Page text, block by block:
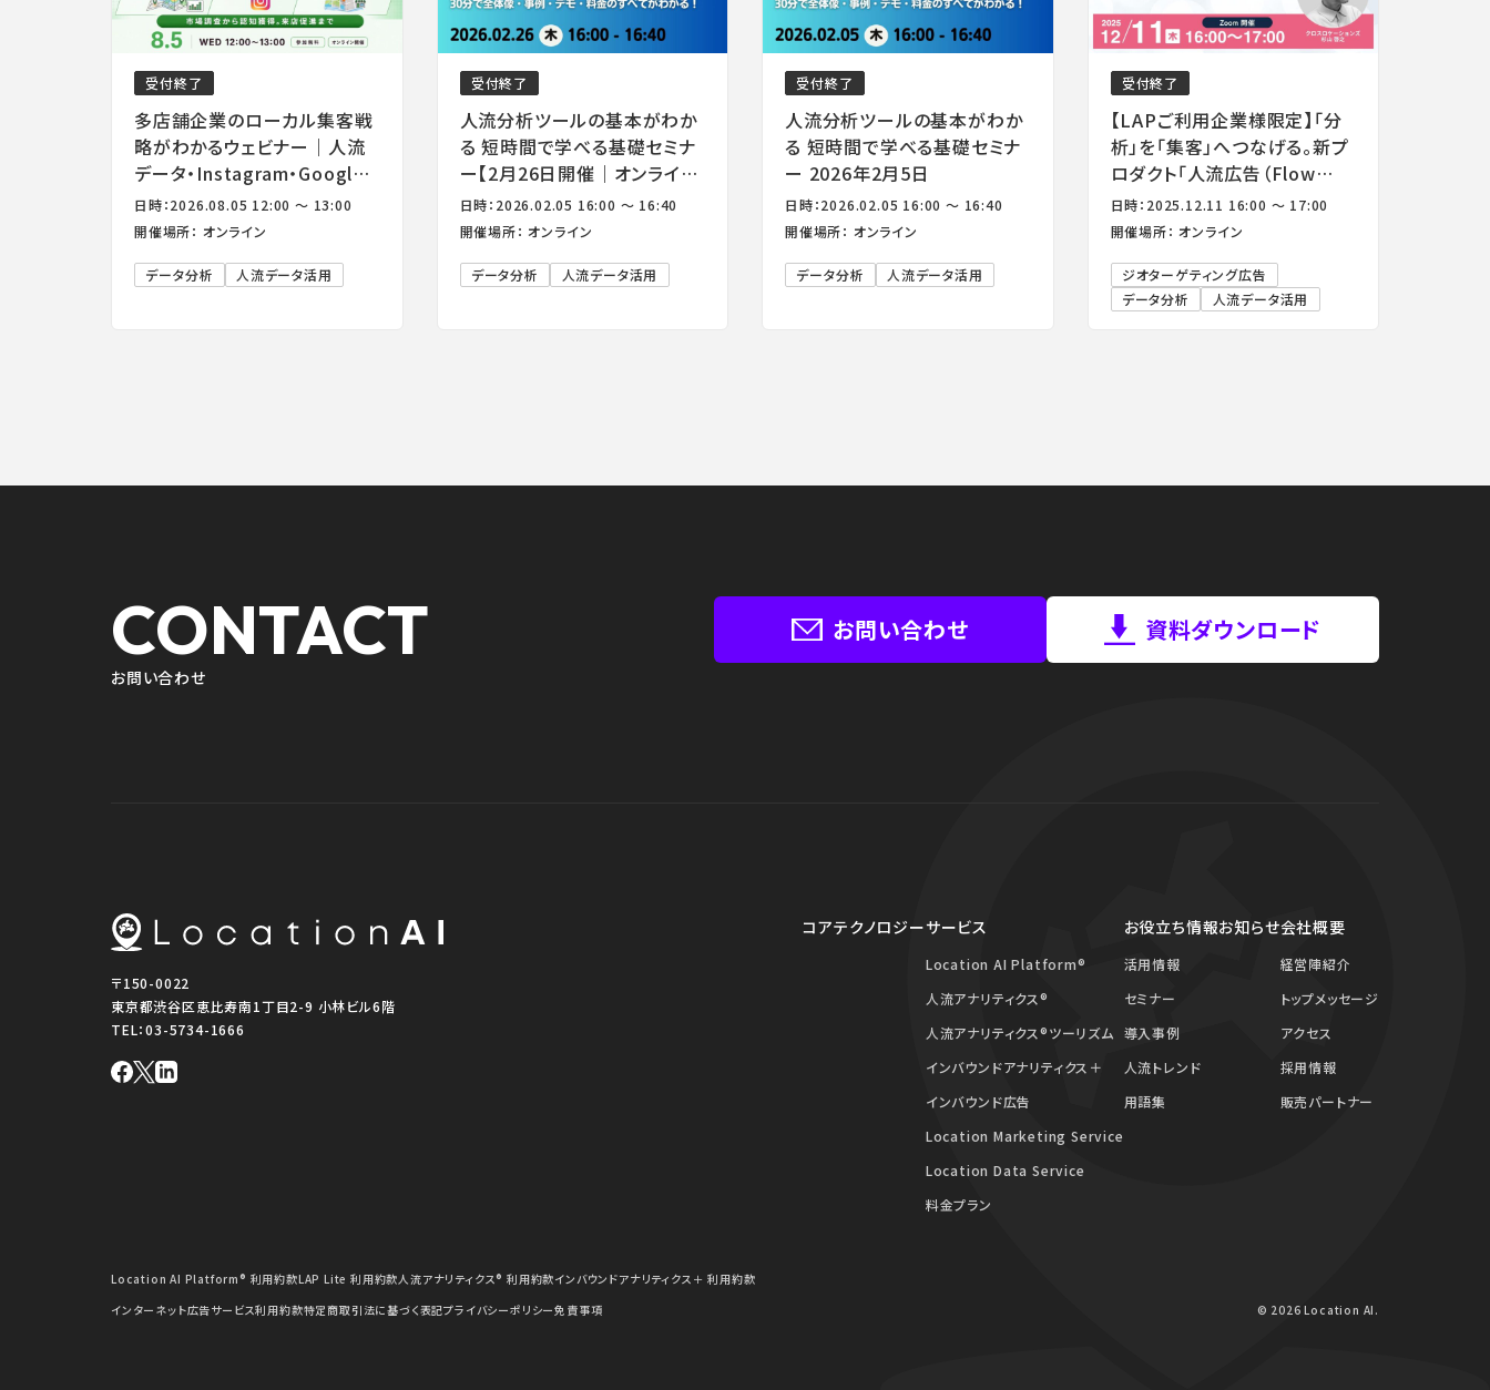
受付終了
多店舗企業のローカル集客戦
略がわかるウェビナー｜人流
データ・Instagram・Google
マップの実践活用
日時：2026.08.05 12:00 ～ 13:00
開催場所： オンライン
データ分析 人流データ活用
受付終了
人流分析ツールの基本がわか
る 短時間で学べる基礎セミナ
ー【2月26日開催｜オンライ
ン】
日時：2026.02.05 16:00 ～ 16:40
開催場所： オンライン
データ分析 人流データ活用
受付終了
人流分析ツールの基本がわか
る 短時間で学べる基礎セミナ
ー 2026年2月5日
日時：2026.02.05 16:00 ～ 16:40
開催場所： オンライン
データ分析 人流データ活用
受付終了
【LAPご利用企業様限定】「分
析」を「集客」へつなげる。新プ
ロダクト「人流広告（Flow
Ad）」説明会
日時：2025.12.11 16:00 ～ 17:00
開催場所： オンライン
ジオターゲティング広告
データ分析
人流データ活用
CONTACT
お問い合わせ
お問い合わせ 資料ダウンロード
〒150-0022
東京都渋谷区恵比寿南1丁目2-9 小林ビル6階
TEL：03-5734-1666
コアテクノロジーサービス
Location AI Platform®
人流アナリティクス®
人流アナリティクス®ツーリズム
インバウンドアナリティクス＋
インバウンド広告
Location Marketing Service
Location Data Service
料金プラン
お役立ち情報
活用情報
セミナー
導入事例
人流トレンド
用語集
お知らせ会社概要
経営陣紹介
トップメッセージ
アクセス
採用情報
販売パートナー
Location AI Platform® 利用約款LAP Lite 利用約款人流アナリティクス® 利用約款インバウンドアナリティクス＋ 利用約款
インターネット広告サービス利用約款特定商取引法に基づく表記プライバシーポリシー免責事項 © 2026 Location AI.